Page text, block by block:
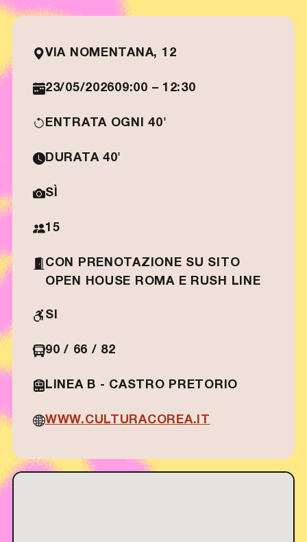
VIA NOMENTANA, 12
23/05/202609:00 – 12:30
ENTRATA OGNI 40'
DURATA 40'
SÌ
15
CON PRENOTAZIONE SU SITO
OPEN HOUSE ROMA E RUSH LINE
SI
90 / 66 / 82
LINEA B - CASTRO PRETORIO
WWW.CULTURACOREA.IT